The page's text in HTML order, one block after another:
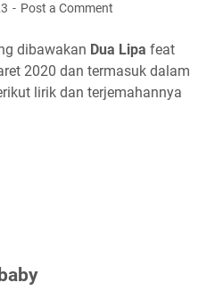
Post a Comment
dibawakan Dua Lipa feat
2020 dan termasuk dalam
lirik dan terjemahannya